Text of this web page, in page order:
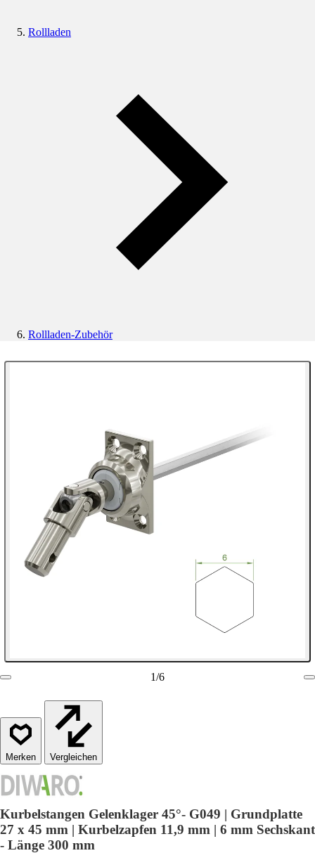
Rollladen
Rollladen-Zubehör
1/6
Vergleichen
Kurbelstangen Gelenklager 45°- G049 | Grundplatte
27 x 45 mm | Kurbelzapfen 11,9 mm | 6 mm Sechskant
- Länge 300 mm